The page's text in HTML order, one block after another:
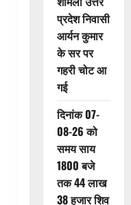
प्रदेश निवासी
आर्यन कुमार
के सर पर
गहरी चोट आ
गई
दिनांक 07-
08-26 को
समय साय
1800 बजे
तक 44 लाख
38 हजार शिव